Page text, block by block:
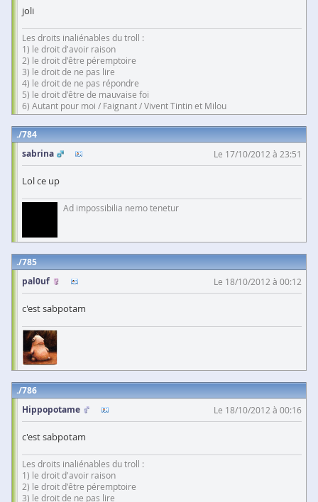
joli
Les droits inaliénables du troll :
1) le droit d'avoir raison
2) le droit d'être péremptoire
3) le droit de ne pas lire
4) le droit de ne pas répondre
5) le droit d'être de mauvaise foi
6) Autant pour moi / Faignant / Vivent Tintin et Milou
784
sabrina
Le 17/10/2012 à 23:51
Lol ce up
Ad impossibilia nemo tenetur
785
pal0uf
Le 18/10/2012 à 00:12
c'est sabpotam
786
Hippopotame
Le 18/10/2012 à 00:16
c'est sabpotam
Les droits inaliénables du troll :
1) le droit d'avoir raison
2) le droit d'être péremptoire
3) le droit de ne pas lire